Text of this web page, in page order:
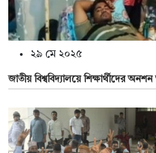
২৯ মে ২০২৫
জাতীয় বিশ্ববিদ্যালয়ে শিক্ষার্থীদের